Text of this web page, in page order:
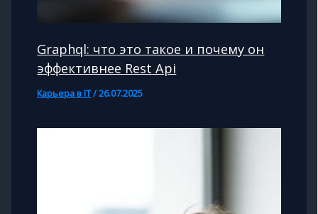
Graphql: что это такое и почему он
эффективнее Rest Api
Карьера в IT/26.07.2025